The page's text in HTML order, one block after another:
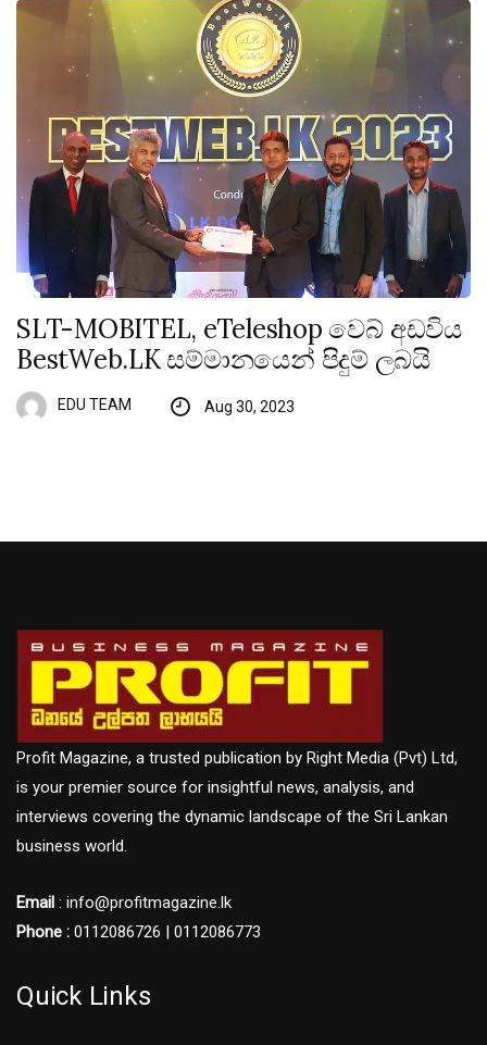
SLT-MOBITEL, eTeleshop වෙබ් අඩවිය
BestWeb.LK සම්මානයෙන් පිදුම් ලබයි
EDU TEAM Aug 30, 2023
Profit Magazine, a trusted publication by Right Media (Pvt) Ltd,
is your premier source for insightful news, analysis, and
interviews covering the dynamic landscape of the Sri Lankan
business world.
Email : info@profitmagazine.lk
Phone : 0112086726 | 0112086773
Quick Links